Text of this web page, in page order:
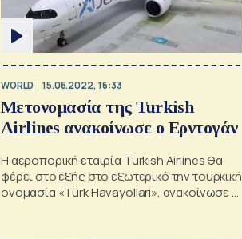
WORLD 15.06.2022, 16:33
Μετονομασία της Turkish
Airlines ανακοίνωσε ο Ερντογάν
Η αεροπορική εταιρία Turkish Airlines θα
φέρει στο εξής στο εξωτερικό την τουρκική
ονομασία «Türk Havayollari», ανακοίνωσε ο